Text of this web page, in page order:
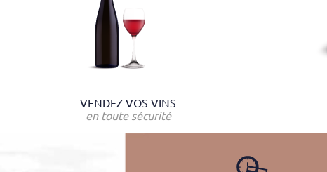
VENDEZ VOS VINS
en toute sécurité